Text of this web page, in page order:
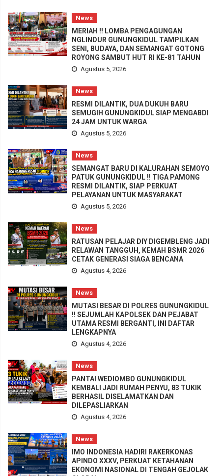
News
MERIAH !! LOMBA PENGAGUNGAN
NGLINDUR GUNUNGKIDUL TAMPILKAN
SENI, BUDAYA, DAN SEMANGAT GOTONG
ROYONG SAMBUT HUT RI KE-81 TAHUN
Agustus 5, 2026
News
RESMI DILANTIK, DUA DUKUH BARU
SEMUGIH GUNUNGKIDUL SIAP MENGABDI
24 JAM UNTUK WARGA
Agustus 5, 2026
News
SEMANGAT BARU DI KALURAHAN SEMOYO
PATUK GUNUNGKIDUL !! TIGA PAMONG
RESMI DILANTIK, SIAP PERKUAT
PELAYANAN UNTUK MASYARAKAT
Agustus 5, 2026
News
RATUSAN PELAJAR DIY DIGEMBLENG JADI
RELAWAN TANGGUH, KEMAH BSMR 2026
CETAK GENERASI SIAGA BENCANA
Agustus 4, 2026
News
MUTASI BESAR DI POLRES GUNUNGKIDUL
!! SEJUMLAH KAPOLSEK DAN PEJABAT
UTAMA RESMI BERGANTI, INI DAFTAR
LENGKAPNYA
Agustus 4, 2026
News
PANTAI WEDIOMBO GUNUNGKIDUL
KEMBALI JADI RUMAH PENYU, 83 TUKIK
BERHASIL DISELAMATKAN DAN
DILEPASLIARKAN
Agustus 4, 2026
News
IMO INDONESIA HADIRI RAKERKONAS
APINDO XXXV, PERKUAT KETAHANAN
EKONOMI NASIONAL DI TENGAH GEJOLAK